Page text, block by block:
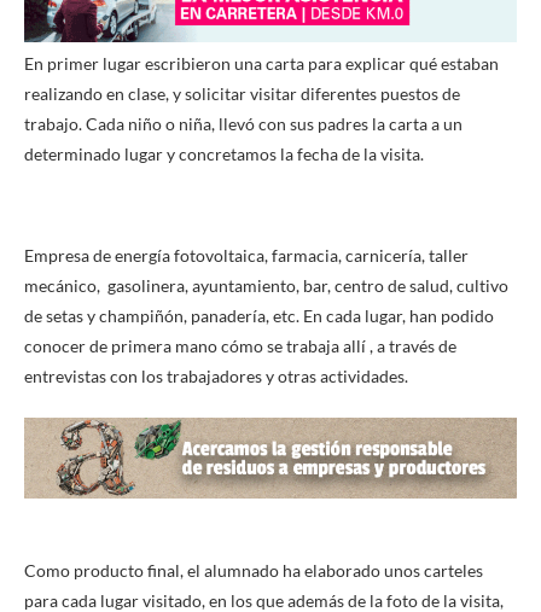
En primer lugar escribieron una carta para explicar qué estaban
realizando en clase, y solicitar visitar diferentes puestos de
trabajo. Cada niño o niña, llevó con sus padres la carta a un
determinado lugar y concretamos la fecha de la visita.
Empresa de energía fotovoltaica, farmacia, carnicería, taller
mecánico, gasolinera, ayuntamiento, bar, centro de salud, cultivo
de setas y champiñón, panadería, etc. En cada lugar, han podido
conocer de primera mano cómo se trabaja allí , a través de
entrevistas con los trabajadores y otras actividades.
Como producto final, el alumnado ha elaborado unos carteles
para cada lugar visitado, en los que además de la foto de la visita,